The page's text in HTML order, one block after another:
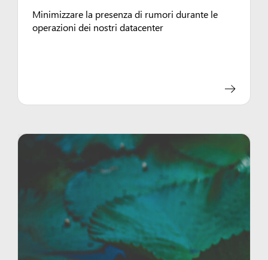
Minimizzare la presenza di rumori durante le
operazioni dei nostri datacenter